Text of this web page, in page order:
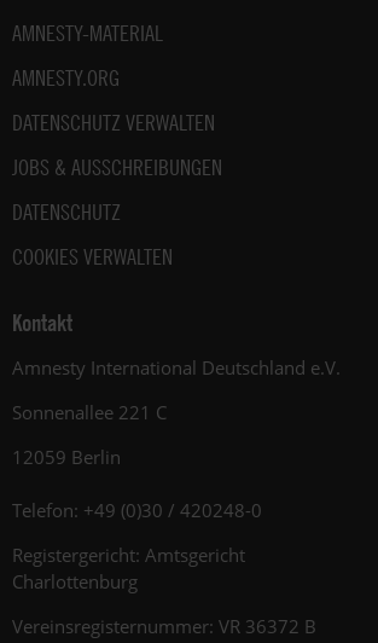
AMNESTY-MATERIAL
AMNESTY.ORG
DATENSCHUTZ VERWALTEN
JOBS & AUSSCHREIBUNGEN
DATENSCHUTZ
COOKIES VERWALTEN
Kontakt
Amnesty International Deutschland e.V.
Sonnenallee 221 C
12059 Berlin
Telefon: +49 (0)30 / 420248-0
Registergericht: Amtsgericht
Charlottenburg
Vereinsregisternummer: VR 36372 B